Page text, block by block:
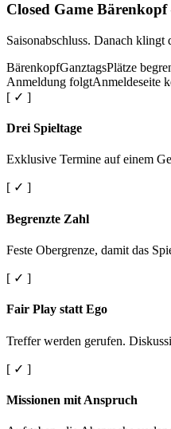
Closed Game
Saisonabschluss. Danach
BärenkopfGanztagsPlätze
Anmeldung folgtAnmeldeseite
[ ✓ ]
Drei Spieltage
Exklusive Termine auf einem
[ ✓ ]
Begrenzte Zahl
Feste Obergrenze, damit das
[ ✓ ]
Fair Play statt Ego
Treffer werden gerufen.
[ ✓ ]
Missionen mit Anspruch